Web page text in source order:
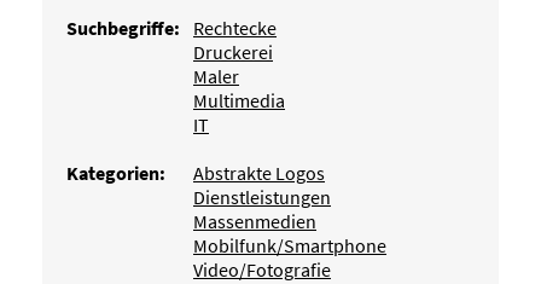
Suchbegriffe:
Rechtecke
Druckerei
Maler
Multimedia
IT
Kategorien:
Abstrakte Logos
Dienstleistungen
Massenmedien
Mobilfunk/Smartphone
Video/Fotografie